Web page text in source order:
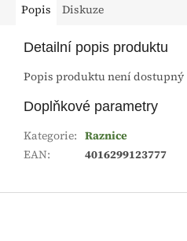
Popis Diskuze
Detailní popis produktu
Popis produktu není dostupný
Doplňkové parametry
Kategorie: Raznice
EAN: 4016299123777